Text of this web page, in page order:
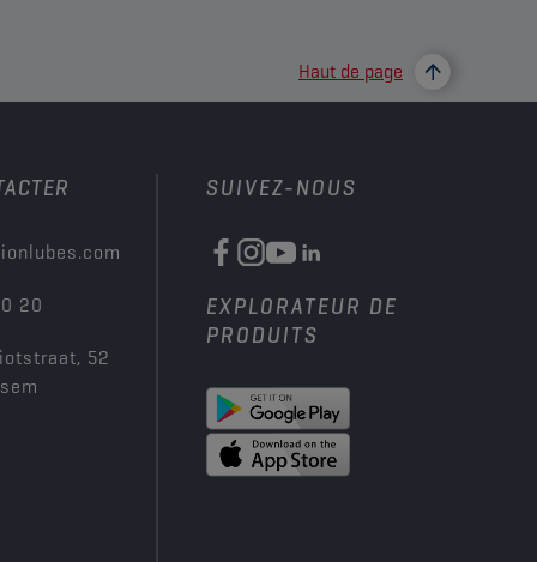
Haut de page
20
52
SUIVEZ-NOUS
EXPLORATEUR DE
PRODUITS